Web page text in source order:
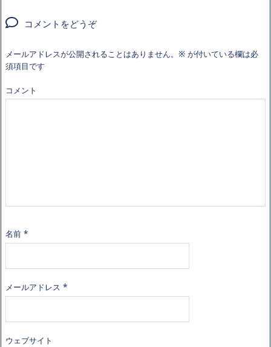
コメントをどうぞ
メールアドレスが公開されることはありません。 ※ が付いている欄は必
須項目です
コメント
名前 *
メールアドレス *
ウェブサイト